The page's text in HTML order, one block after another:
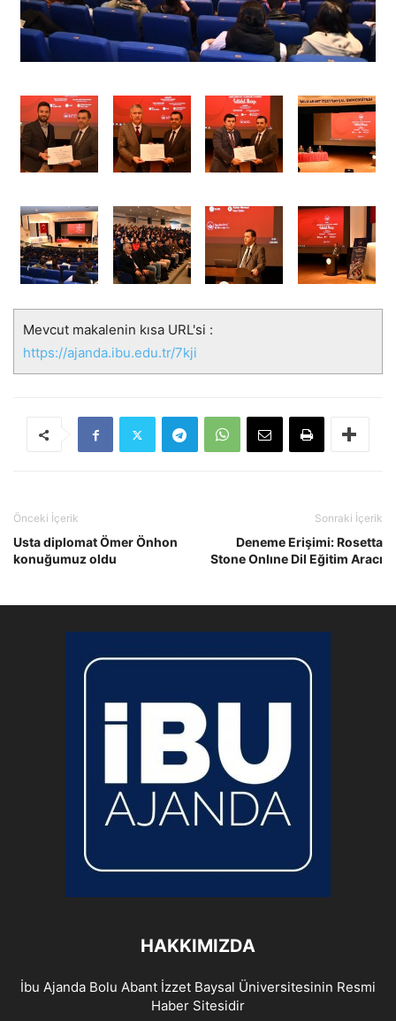
Mevcut makalenin kısa URL'si :
https://ajanda.ibu.edu.tr/7kji
Önceki İçerik
Usta diplomat Ömer Önhon
konuğumuz oldu
Sonraki İçerik
Deneme Erişimi: Rosetta
Stone Onlıne Dil Eğitim Aracı
HAKKIMIZDA
İbu Ajanda Bolu Abant İzzet Baysal Üniversitesinin Resmi
Haber Sitesidir